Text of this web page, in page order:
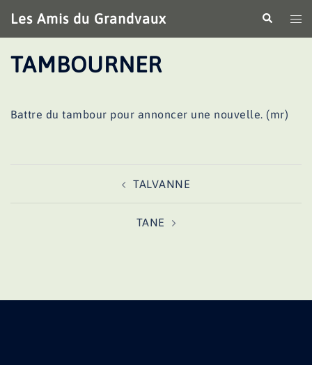
au
contenu
Les Amis du Grandvaux
le
TAMBOURNER
Battre du tambour pour annoncer une nouvelle. (mr)
TALVANNE
TANE